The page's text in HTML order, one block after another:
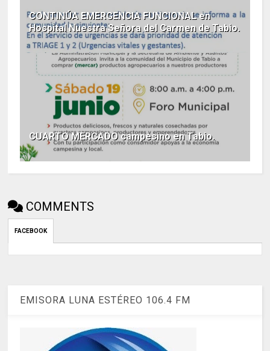
CONTINÚA EMERGENCIA FUNCIONAL en
Hospital Nuestra Señora del Carmen de Tabio.
CUARTO MERCADO campesino en Tabio.
COMMENTS
FACEBOOK
EMISORA LUNA ESTÉREO 106.4 FM